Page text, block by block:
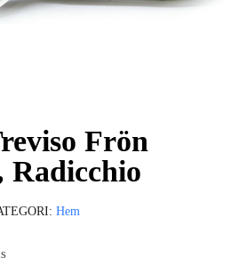
Frön
Radicchio
Hem